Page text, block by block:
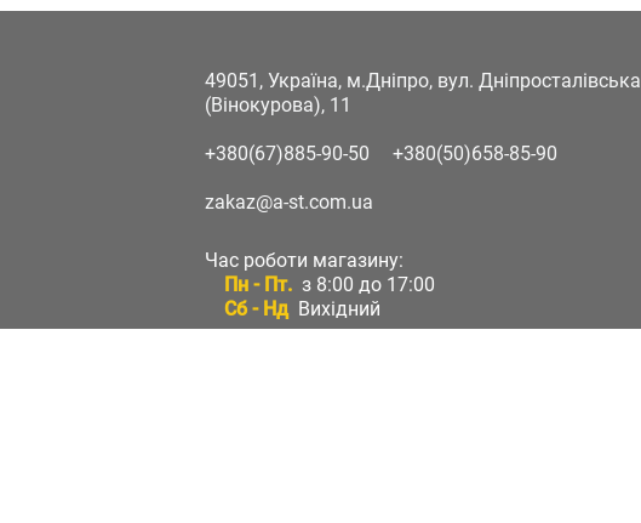
49051, Україна, м.Дніпро, вул. Дніпросталівська
(Вінокурова), 11
+380(67)885-90-50 +380(50)658-85-90
zakaz@a-st.com.ua
Час роботи магазину:
Пн - Пт. з 8:00 до 17:00
Сб - Нд Вихідний